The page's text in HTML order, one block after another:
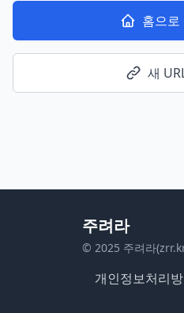
홈으로
새
주려라
© 2025 주려라
개인정보처리